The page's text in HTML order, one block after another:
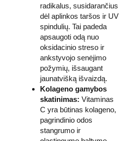
radikalus, susidarančius
dėl aplinkos taršos ir UV
spindulių. Tai padeda
apsaugoti odą nuo
oksidacinio streso ir
ankstyvojo senėjimo
požymių, išsaugant
jaunatvišką išvaizdą.
Kolageno gamybos
skatinimas: Vitaminas
C yra būtinas kolageno,
pagrindinio odos
stangrumo ir